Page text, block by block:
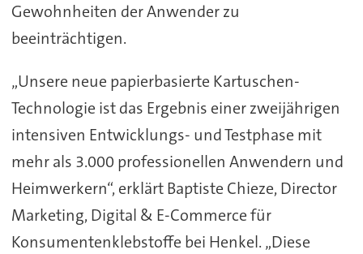
Gewohnheiten der Anwender zu
beeinträchtigen.
„Unsere neue papierbasierte Kartuschen-
Technologie ist das Ergebnis einer zweijährigen
intensiven Entwicklungs- und Testphase mit
mehr als 3.000 professionellen Anwendern und
Heimwerkern“, erklärt Baptiste Chieze, Director
Marketing, Digital & E-Commerce für
Konsumentenklebstoffe bei Henkel. „Diese